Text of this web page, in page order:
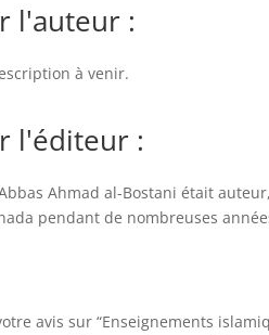
l'auteur :
à venir.
l'éditeur :
Ahmad al-Bostani était
pendant de nombreuses
avis sur “Enseignements